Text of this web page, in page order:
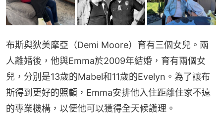
布斯與狄美摩亞（Demi Moore）育有三個女兒。兩
人離婚後，他與Emma於2009年結婚，育有兩個女
兒，分別是13歲的Mabel和11歲的Evelyn。為了讓布
斯得到更好的照顧，Emma安排他入住距離住家不遠
的專業機構，以便他可以獲得全天候護理。